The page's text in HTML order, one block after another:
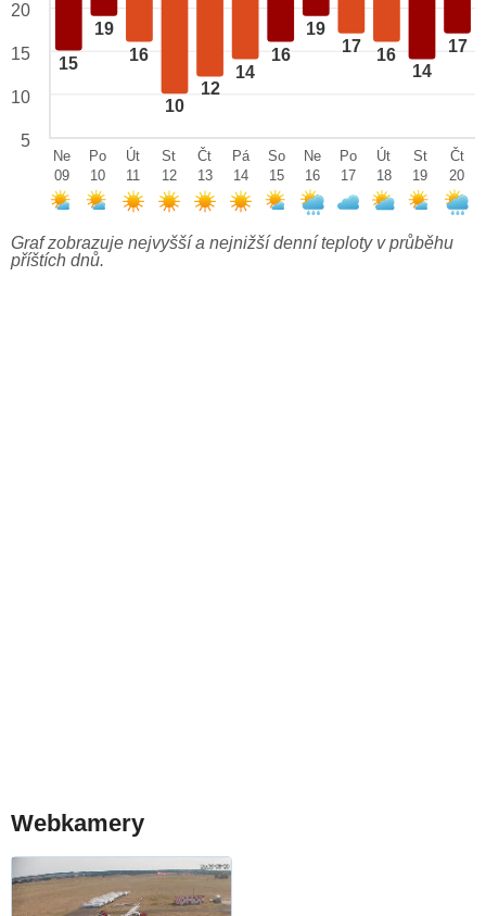
15
19
16
10
12
14
16
19
17 16
14
17
20
15
10
5
Ne
09
Po
10
Út
11
St
12
Čt
13
Pá
14
So
15
Ne
16
Po
17
Út
18
St
19
Čt
20
Graf zobrazuje nejvyšší a nejnižší denní teploty v průběhu
příštích dnů.
Webkamery